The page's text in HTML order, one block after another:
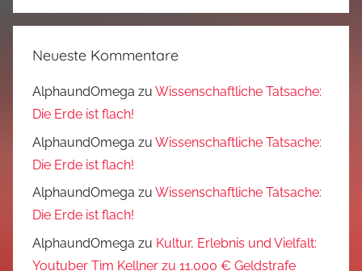
Neueste Kommentare
AlphaundOmega zu Wissenschaftliche Tatsache:
Die Erde ist flach!
AlphaundOmega zu Wissenschaftliche Tatsache:
Die Erde ist flach!
AlphaundOmega zu Wissenschaftliche Tatsache:
Die Erde ist flach!
AlphaundOmega zu Kultur, Erlebnis und Vielfalt:
Youtuber Tim Kellner zu 11.000 € Geldstrafe